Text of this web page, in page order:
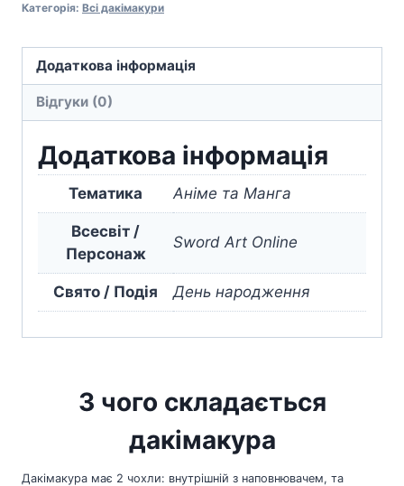
Art
Alice
Zuberg
Dark
кількість
Категорія: Всі дакімакури
Додаткова інформація
Відгуки (0)
Додаткова інформація
Тематика Аніме та Манга
Всесвіт /
Персонаж
Sword Art Online
Свято / Подія День народження
З чого складається
дакімакура
Дакімакура має 2 чохли: внутрішній з наповнювачем, та